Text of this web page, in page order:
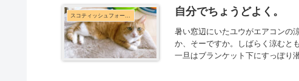
自分でちょうどよく。
暑い窓辺にいたユウがエアコンの
か、そーですか。しばらく涼むと
一旦はブランケット下にすっぽり